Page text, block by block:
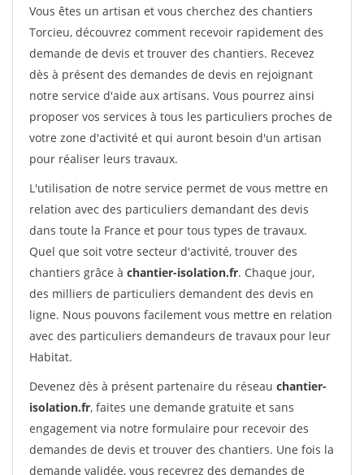
Vous êtes un artisan et vous cherchez des chantiers
Torcieu, découvrez comment recevoir rapidement des
demande de devis et trouver des chantiers. Recevez
dès à présent des demandes de devis en rejoignant
notre service d'aide aux artisans. Vous pourrez ainsi
proposer vos services à tous les particuliers proches de
votre zone d'activité et qui auront besoin d'un artisan
pour réaliser leurs travaux.
L'utilisation de notre service permet de vous mettre en
relation avec des particuliers demandant des devis
dans toute la France et pour tous types de travaux.
Quel que soit votre secteur d'activité, trouver des
chantiers grâce à chantier-isolation.fr. Chaque jour,
des milliers de particuliers demandent des devis en
ligne. Nous pouvons facilement vous mettre en relation
avec des particuliers demandeurs de travaux pour leur
Habitat.
Devenez dès à présent partenaire du réseau chantier-
isolation.fr, faites une demande gratuite et sans
engagement via notre formulaire pour recevoir des
demandes de devis et trouver des chantiers. Une fois la
demande validée, vous recevrez des demandes de